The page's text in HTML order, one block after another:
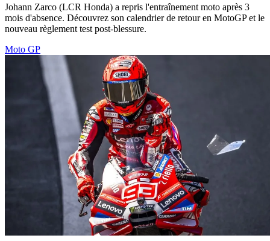
Johann Zarco (LCR Honda) a repris l'entraînement moto après 3
mois d'absence. Découvrez son calendrier de retour en MotoGP et le
nouveau règlement test post-blessure.
Moto GP